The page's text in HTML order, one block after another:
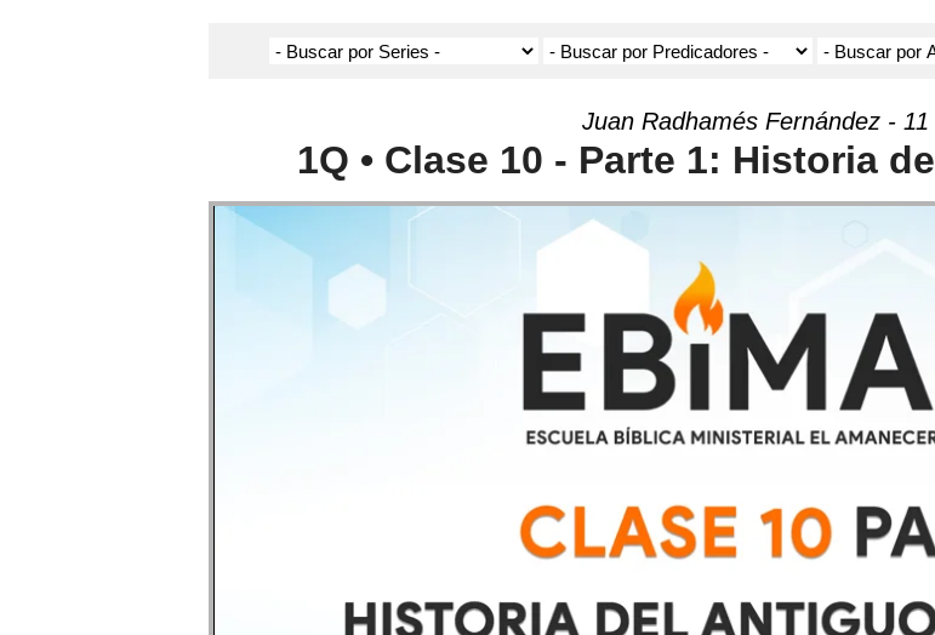
Juan Radhamés Fernández -
1Q • Clase 10 - Parte 1: Historia